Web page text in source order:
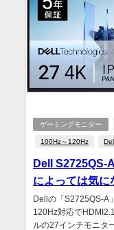
ゲーミングモニター
100Hz～120Hz Dell
Dell S2725QS-
によっては気に
Dellの「S2725QS-A
120Hz対応で
ルの27インチモニタ